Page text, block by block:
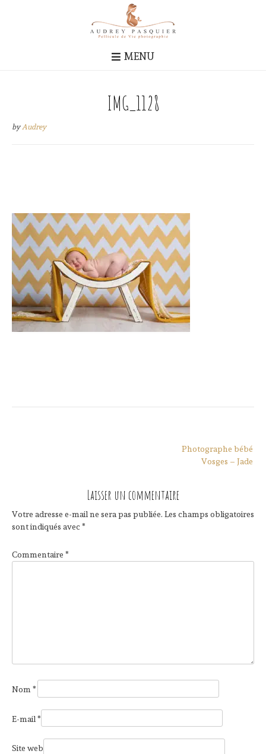
MENU
IMG_1128
byAudrey
Photographe bébé
Vosges – Jade
Laisser un commentaire
Votre adresse e-mail ne sera pas publiée. Les champs obligatoires
sont indiqués avec *
Commentaire *
Nom*
E-mail *
Site web